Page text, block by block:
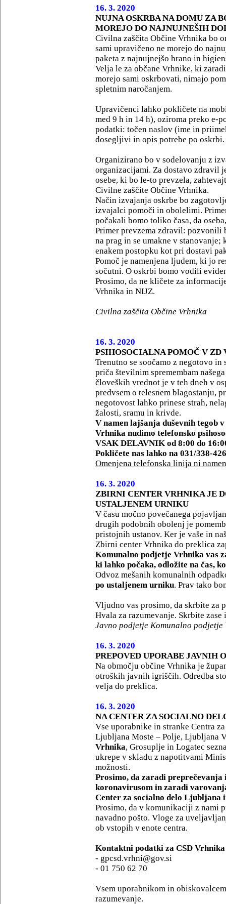
16. 3. 2020
NUJNA OSKRBA NA DOMU ZA
MOREJO DO NAJNUJNEŠIH
Civilna zaščita Občine Vrhnika bo
sami upravičeno ne morejo do
paketa z najnujnejšo hrano in
Velja le za občane Vrhnike, ki
morejo sami oskrbovati, nimajo
spletnim naročanjem.
Upravičenci lahko pokličete na
med 9 h in 14 h), oziroma preko e-
podatki: točen naslov (ime in
dosegljivi in opis potrebe po oskrbi.
Organizirano bo v sodelovanju z
organizacijami. Za dostavo zdravil
osebe, ki bo le-to prevzela,
Civilne zaščite Občine Vrhnika.
Način izvajanja oskrbe bo
izvajalci pomoči in obolelimi.
počakali bomo toliko časa, da
Primer prevzema zdravil: pozvonili
na prag in se umakne v
enakem postopku kot pri dostavi
Pomoč je namenjena ljudem, ki jo
sočutni. O oskrbi bomo vodili
Prosimo, da ne kličete za
Vrhnika in NIJZ.
Civilna zaščita Občine Vrhnika
16. 3. 2020
PSIHOSOCIALNA POMOČ V ZD
Trenutno se soočamo z negotovo
priča številnim spremembam
človeških vrednot je v teh dneh v
predvsem o telesnem blagostanju,
negotovost lahko prinese strah,
žalosti, sramu in krivde.
V namen lajšanja duševnih tegob
Vrhnika nudimo telefonsko
VSAK DELAVNIK od 8:00 do
Pokličete nas lahko na 031/338-
Omenjena telefonska linija ni
16. 3. 2020
ZBIRNI CENTER VRHNIKA JE
USTALJENEM URNIKU
V času močno povečanega
drugih podobnih obolenj je
pristojnih ustanov. Ker je vaše in
Zbirni center Vrhnika do preklica
Komunalno podjetje Vrhnika vas
ki lahko počaka, odložite na čas,
Odvoz mešanih komunalnih
po ustaljenem urniku. Prav tako
Vljudno vas prosimo, da skrbite za
Hvala za razumevanje. Skrbite zase
Javno podjetje Komunalno podjetje
16. 3. 2020
PREPOVED UPORABE JAVNIH
Na območju občine Vrhnika je
otroških javnih igriščih. Odredba
velja do preklica.
16. 3. 2020
NA CENTER ZA SOCIALNO
Vse uporabnike in stranke Centra
Ljubljana Moste – Polje, Ljubljana
Vrhnika, Grosuplje in Logatec
ukrepe v skladu z napotitvami
možnosti.
Prosimo, da zaradi
koronavirusom in zaradi
Center za socialno delo Ljubljana
Prosimo, da v komunikaciji z nami
navadno pošto. Vloge za
ob vstopih v enote centra.
Kontaktni podatki za CSD Vrhnika
- gpcsd.vrhni@gov.si
- 01 750 62 70
Vsem uporabnikom in
razumevanje.